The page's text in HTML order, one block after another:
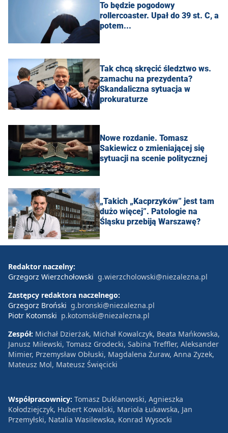
To będzie pogodowy
rollercoaster. Upał do 39 st. C, a
potem...
Tak chcą skręcić śledztwo ws.
zamachu na prezydenta?
Skandaliczna sytuacja w
prokuraturze
Nowe rozdanie. Tomasz
Sakiewicz o zmieniającej się
sytuacji na scenie politycznej
„Takich „Kacprzyków” jest tam
dużo więcej”. Patologie na
Śląsku przebiją Warszawę?
Redaktor naczelny:
Grzegorz Wierzchołowski g.wierzcholowski@niezalezna.pl
Zastępcy redaktora naczelnego:
Grzegorz Broński g.bronski@niezalezna.pl
Piotr Kotomski p.kotomski@niezalezna.pl
Zespół: Michał Dzierżak, Michał Kowalczyk, Beata Mańkowska,
Janusz Milewski, Tomasz Grodecki, Sabina Treffler, Aleksander
Mimier, Przemysław Obłuski, Magdalena Żuraw, Anna Zyzek,
Mateusz Mol, Mateusz Święcicki
Współpracownicy: Tomasz Duklanowski, Agnieszka
Kołodziejczyk, Hubert Kowalski, Mariola Łukawska, Jan
Przemyłski, Natalia Wasilewska, Konrad Wysocki